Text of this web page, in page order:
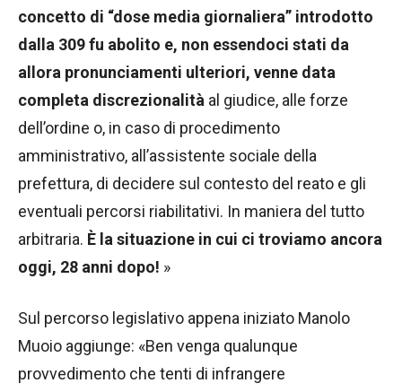
concetto di “dose media giornaliera” introdotto
dalla 309 fu abolito e, non essendoci stati da
allora pronunciamenti ulteriori, venne data
completa discrezionalità al giudice, alle forze
dell’ordine o, in caso di procedimento
amministrativo, all’assistente sociale della
prefettura, di decidere sul contesto del reato e gli
eventuali percorsi riabilitativi. In maniera del tutto
arbitraria. È la situazione in cui ci troviamo ancora
oggi, 28 anni dopo! »
Sul percorso legislativo appena iniziato Manolo
Muoio aggiunge: «Ben venga qualunque
provvedimento che tenti di infrangere